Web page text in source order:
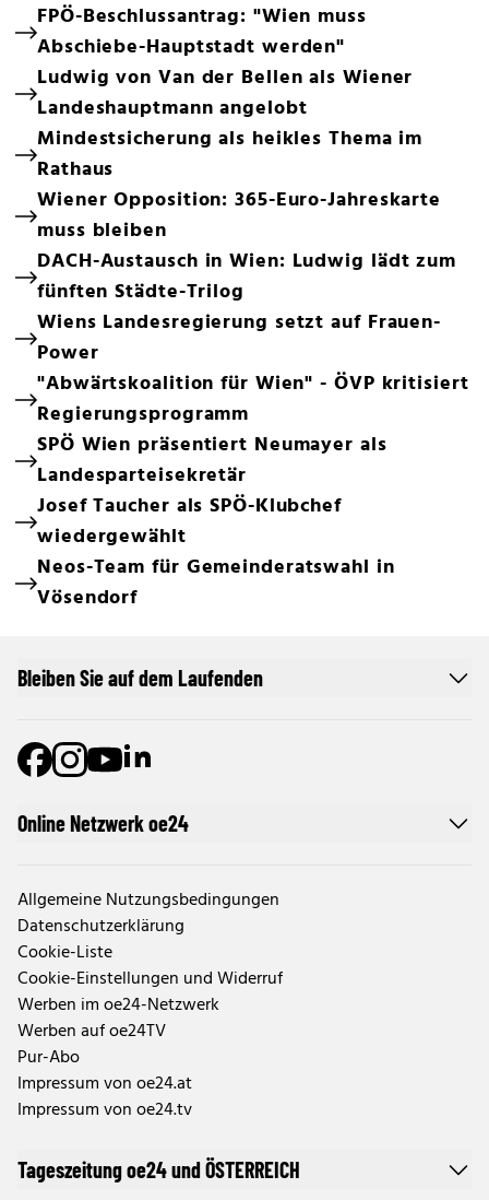
FPÖ-Beschlussantrag: "Wien muss
Abschiebe-Hauptstadt werden"
Ludwig von Van der Bellen als Wiener
Landeshauptmann angelobt
Mindestsicherung als heikles Thema im
Rathaus
Wiener Opposition: 365-Euro-Jahreskarte
muss bleiben
DACH-Austausch in Wien: Ludwig lädt zum
fünften Städte-Trilog
Wiens Landesregierung setzt auf Frauen-
Power
"Abwärtskoalition für Wien" - ÖVP kritisiert
Regierungsprogramm
SPÖ Wien präsentiert Neumayer als
Landesparteisekretär
Josef Taucher als SPÖ-Klubchef
wiedergewählt
Neos-Team für Gemeinderatswahl in
Vösendorf
Online Netzwerk oe24
Allgemeine Nutzungsbedingungen
Datenschutzerklärung
Cookie-Liste
Cookie-Einstellungen und Widerruf
Werben im oe24-Netzwerk
Werben auf oe24TV
Pur-Abo
Impressum von oe24.at
Impressum von oe24.tv
Tageszeitung oe24 und ÖSTERREICH
Bleiben Sie auf dem Laufenden